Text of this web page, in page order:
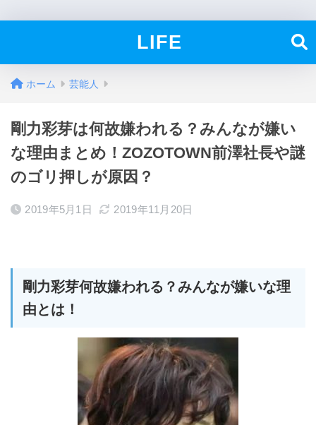
LIFE
ホーム 芸能人
剛力彩芽は何故嫌われる？みんなが嫌い
な理由まとめ！ZOZOTOWN前澤社長や謎
のゴリ押しが原因？
2019年5月1日 2019年11月20日
剛力彩芽何故嫌われる？みんなが嫌いな理
由とは！